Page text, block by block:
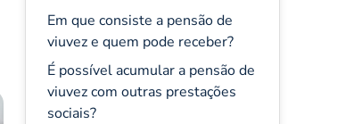
Em que consiste a pensão de
viuvez e quem pode receber?
É possível acumular a pensão de
viuvez com outras prestações
sociais?